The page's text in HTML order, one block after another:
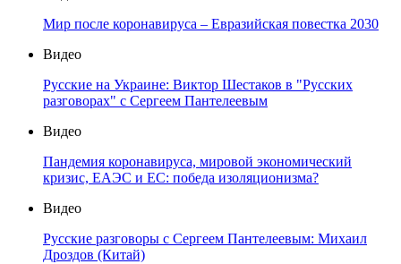
Мир после коронавируса – Евразийская повестка 2030
Видео
Русские на Украине: Виктор Шестаков в "Русских
разговорах" с Сергеем Пантелеевым
Видео
Пандемия коронавируса, мировой экономический
кризис, ЕАЭС и ЕС: победа изоляционизма?
Видео
Русские разговоры с Сергеем Пантелеевым: Михаил
Дроздов (Китай)